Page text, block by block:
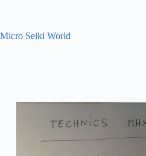
Micro Seiki World